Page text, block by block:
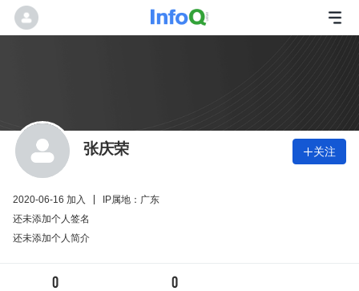
张庆荣 关注
2020-06-16 加入
IP属地：广东
还未添加个人签名
还未添加个人简介
0 0